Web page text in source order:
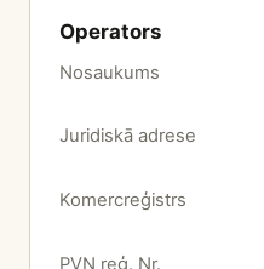
Operators
Nosaukums
Juridiskā adrese
Komercreģistrs
PVN reģ. Nr.